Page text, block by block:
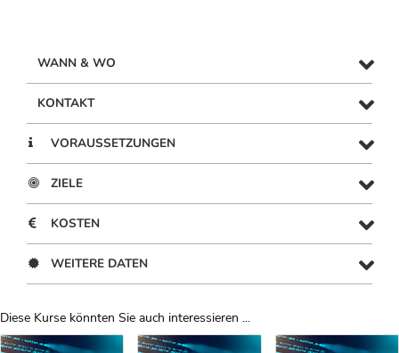
WANN & WO
KONTAKT
VORAUSSETZUNGEN
ZIELE
KOSTEN
WEITERE DATEN
Diese Kurse könnten Sie auch interessieren ...
Uber Weiterbildungsvorschläge